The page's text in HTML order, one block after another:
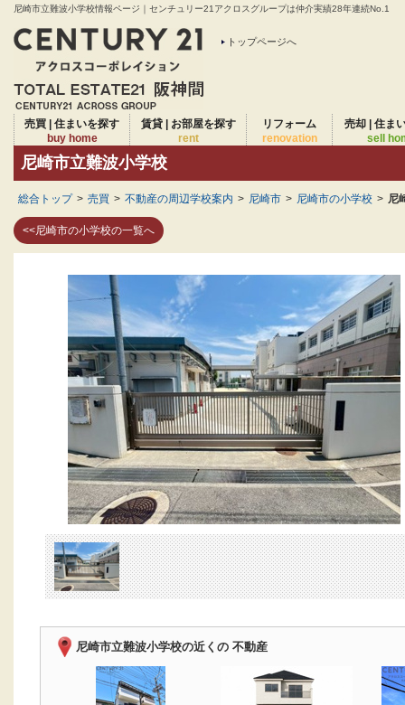
尼崎市立難波小学校情報ページ｜センチュリー21アクロスグループは仲介実績28年連続No.1
トップページへ
売買 | 住まいを探す
buy home
賃貸 | お部屋を探す
rent
リフォーム
renovation
売却 | 住ま
sell
尼崎市立難波小学校
総合トップ > 売買 > 不動産の周辺学校案内 > 尼崎市 > 尼崎市の小学校 > 尼
<<尼崎市の小学校の一覧へ
尼崎市立難波小学校の近くの 不動産